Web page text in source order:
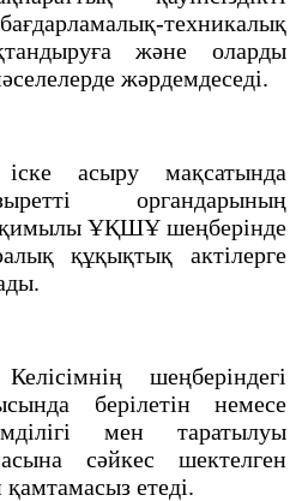
техникалық
және оларды
жәрдемдеседі.
асыру мақсатында
органдарының
қимылы ҰҚШҰ шеңберінде
құқықтық актілерге
шеңберіндегі
берілетін немесе
мен таратылуы
сәйкес шектелген
етеді.